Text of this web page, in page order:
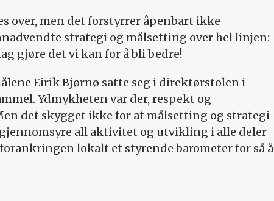
over, men det forstyrrer åpenbart ikke
strategi og målsetting over hel linjen:
gjøre det vi kan for å bli bedre!
Eirik Bjørnø satte seg i direktørstolen i
Ydmykheten var der, respekt og
det skygget ikke for at målsetting og strategi
all aktivitet og utvikling i alle deler
lokalt et styrende barometer for så å